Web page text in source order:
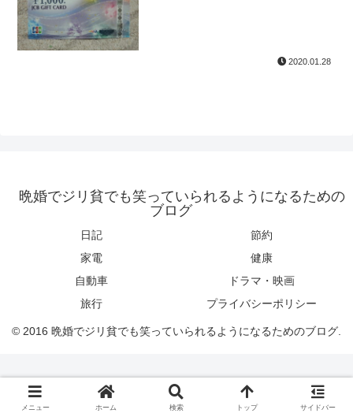
2020.01.28
晩婚でジリ貧でも笑っていられるようになるための
ブログ
日記
節約
家電
健康
自動車
ドラマ・映画
旅行
プライバシーポリシー
© 2016 晩婚でジリ貧でも笑っていられるようになるためのブログ.
メニュー ホーム 検索 トップ サイドバー